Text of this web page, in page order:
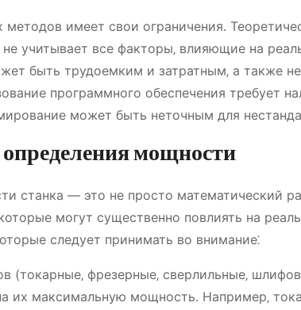
имеет свои ограничения․
учитывает все факторы‚ влияющие на
быть трудоемким и затратным‚ а также
программного обеспечения требует
может быть неточным для
мощности
станка — это не просто математический
могут существенно повлиять на
следует принимать во внимание⁚
(токарные‚ фрезерные‚ сверлильные‚
их максимальную мощность․ Например‚